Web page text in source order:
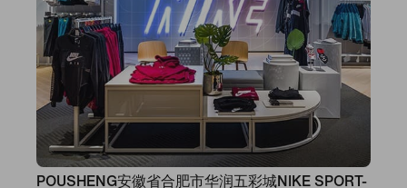
POUSHENG安徽省合肥市华润五彩城NIKE SPORT-